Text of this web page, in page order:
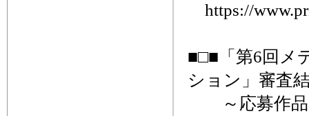
https://
■□■「第6回メ
ション」審
～応募作品